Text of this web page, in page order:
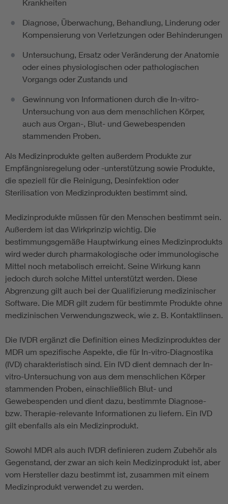
Krankheiten
Diagnose, Überwachung, Behandlung, Linderung oder
Kompensierung von Verletzungen oder Behinderungen
Untersuchung, Ersatz oder Veränderung der Anatomie
oder eines physiologischen oder pathologischen
Vorgangs oder Zustands und
Gewinnung von Informationen durch die In-vitro-
Untersuchung von aus dem menschlichen Körper,
auch aus Organ-, Blut- und Gewebespenden
stammenden Proben.
Als Medizinprodukte gelten außerdem Produkte zur
Empfängnisregelung oder -unterstützung sowie Produkte,
die speziell für die Reinigung, Desinfektion oder
Sterilisation von Medizinprodukten bestimmt sind.
Medizinprodukte müssen für den Menschen bestimmt sein.
Außerdem ist das Wirkprinzip wichtig. Die
bestimmungsgemäße Hauptwirkung eines Medizinprodukts
wird weder durch pharmakologische oder immunologische
Mittel noch metabolisch erreicht. Seine Wirkung kann
jedoch durch solche Mittel unterstützt werden. Diese
Abgrenzung gilt auch bei der Qualifizierung medizinischer
Software. Die MDR gilt zudem für bestimmte Produkte ohne
medizinischen Verwendungszweck, wie z. B. Kontaktlinsen.
Die IVDR ergänzt die Definition eines Medizinproduktes der
MDR um spezifische Aspekte, die für In-vitro-Diagnostika
(IVD) charakteristisch sind. Ein IVD dient demnach der In-
vitro-Untersuchung von aus dem menschlichen Körper
stammenden Proben, einschließlich Blut- und
Gewebespenden und dient dazu, bestimmte Diagnose-
bzw. Therapie-relevante Informationen zu liefern. Ein IVD
gilt ebenfalls als ein Medizinprodukt.
Sowohl MDR als auch IVDR definieren zudem Zubehör als
Gegenstand, der zwar an sich kein Medizinprodukt ist, aber
vom Hersteller dazu bestimmt ist, zusammen mit einem
Medizinprodukt verwendet zu werden.